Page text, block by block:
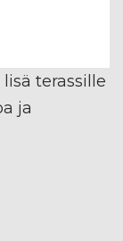
terassille
ja